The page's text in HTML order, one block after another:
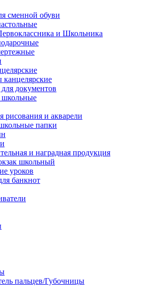
сменной обуви
и Школьника
документов
рисования и акварели
папки
и наградная продукция
школьный
уроков
банкнот
пальцев/Губочницы